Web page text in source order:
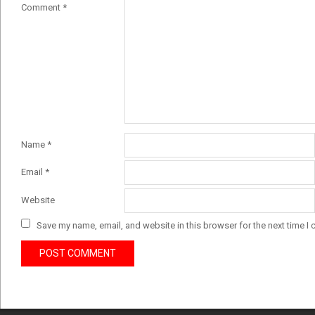
Comment *
Name *
Email *
Website
Save my name, email, and website in this browser for the next time I